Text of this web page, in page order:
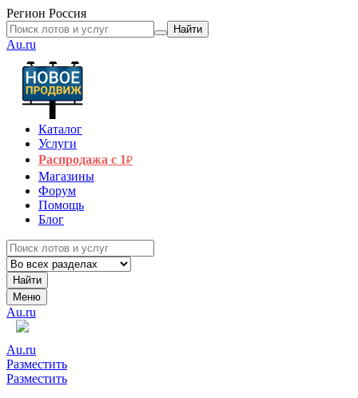
Регион Россия
Найти
Au.ru
Каталог
Услуги
Распродажа с 1₽
Магазины
Форум
Помощь
Блог
Найти
Меню
Au.ru
Au.ru
Разместить
Разместить